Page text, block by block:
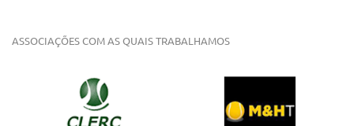
ASSOCIAÇÕES COM AS QUAIS TRABALHAMOS